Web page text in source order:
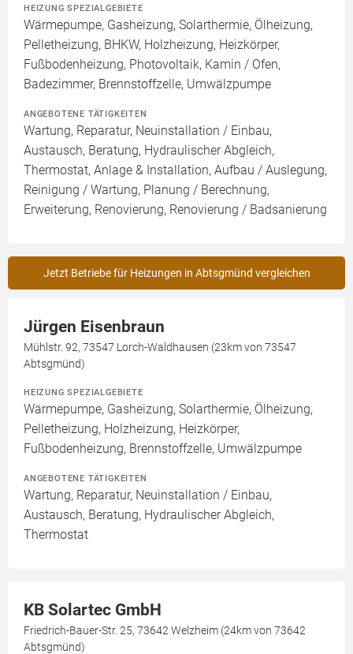
HEIZUNG SPEZIALGEBIETE
Wärmepumpe, Gasheizung, Solarthermie, Ölheizung,
Pelletheizung, BHKW, Holzheizung, Heizkörper,
Fußbodenheizung, Photovoltaik, Kamin / Ofen,
Badezimmer, Brennstoffzelle, Umwälzpumpe
ANGEBOTENE TÄTIGKEITEN
Wartung, Reparatur, Neuinstallation / Einbau,
Austausch, Beratung, Hydraulischer Abgleich,
Thermostat, Anlage & Installation, Aufbau / Auslegung,
Reinigung / Wartung, Planung / Berechnung,
Erweiterung, Renovierung, Renovierung / Badsanierung
Jetzt Betriebe für Heizungen in Abtsgmünd vergleichen
Jürgen Eisenbraun
Mühlstr. 92, 73547 Lorch-Waldhausen (23km von 73547
Abtsgmünd)
HEIZUNG SPEZIALGEBIETE
Wärmepumpe, Gasheizung, Solarthermie, Ölheizung,
Pelletheizung, Holzheizung, Heizkörper,
Fußbodenheizung, Brennstoffzelle, Umwälzpumpe
ANGEBOTENE TÄTIGKEITEN
Wartung, Reparatur, Neuinstallation / Einbau,
Austausch, Beratung, Hydraulischer Abgleich,
Thermostat
KB Solartec GmbH
Friedrich-Bauer-Str. 25, 73642 Welzheim (24km von 73642
Abtsgmünd)